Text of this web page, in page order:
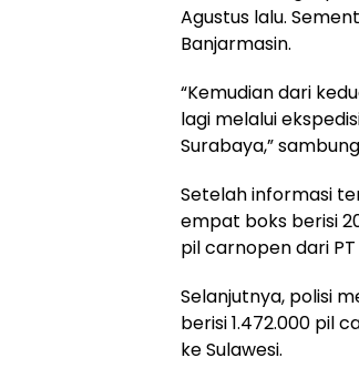
Agustus lalu.
Banjarmasin.
“Kemudian dari
lagi melalui
Surabaya,”
Setelah informasi
empat boks berisi
pil carnopen dari PT
Selanjutnya, polisi
berisi 1.472.000 pil
ke Sulawesi.